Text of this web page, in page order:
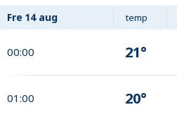
Fre 14 aug temp
00:00 21°
01:00 20°